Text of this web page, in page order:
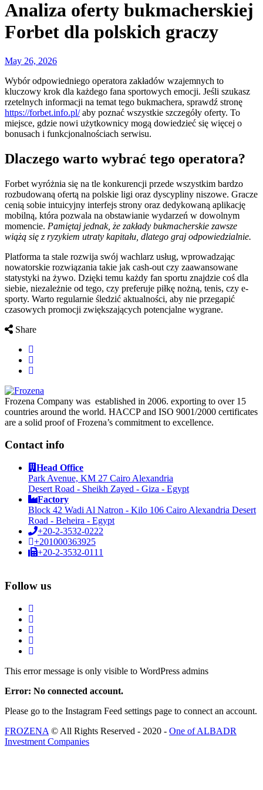
Analiza oferty bukmacherskiej
Forbet dla polskich graczy
May 26, 2026
Wybór odpowiedniego operatora zakładów wzajemnych to
kluczowy krok dla każdego fana sportowych emocji. Jeśli szukasz
rzetelnych informacji na temat tego bukmachera, sprawdź stronę
https://forbet.info.pl/aby poznać wszystkie szczegóły oferty. To
miejsce, gdzie nowi użytkownicy mogą dowiedzieć się więcej o
bonusach i funkcjonalnościach serwisu.
Dlaczego warto wybrać tego operatora?
Forbet wyróżnia się na tle konkurencji przede wszystkim bardzo
rozbudowaną ofertą na polskie ligi oraz dyscypliny niszowe. Gracze
cenią sobie intuicyjny interfejs strony oraz dedykowaną aplikację
mobilną, która pozwala na obstawianie wydarzeń w dowolnym
momencie. Pamiętaj jednak, że zakłady bukmacherskie zawsze
wiążą się z ryzykiem utraty kapitału, dlatego graj odpowiedzialnie.
Platforma ta stale rozwija swój wachlarz usług, wprowadzając
nowatorskie rozwiązania takie jak cash-out czy zaawansowane
statystyki na żywo. Dzięki temu każdy fan sportu znajdzie coś dla
siebie, niezależnie od tego, czy preferuje piłkę nożną, tenis, czy e-
sporty. Warto regularnie śledzić aktualności, aby nie przegapić
czasowych promocji zwiększających potencjalne wygrane.
Share
Frozena Company was established in 2006. exporting to over 15
countries around the world. HACCP and ISO 9001/2000 certificates
are a solid proof of Frozena’s commitment to excellence.
Contact info
Head Office
Park Avenue, KM 27 Cairo Alexandria
Desert Road - Sheikh Zayed - Giza - Egypt
Factory
Block 42 Wadi Al Natron - Kilo 106 Cairo Alexandria Desert
Road - Beheira - Egypt
+20-2-3532-0222
+201000363925
+20-2-3532-0111
Follow us
This error message is only visible to WordPress admins
Error: No connected account.
Please go to the Instagram Feed settings page to connect an account.
FROZENA © All Rights Reserved - 2020 - One of ALBADR
Investment Companies